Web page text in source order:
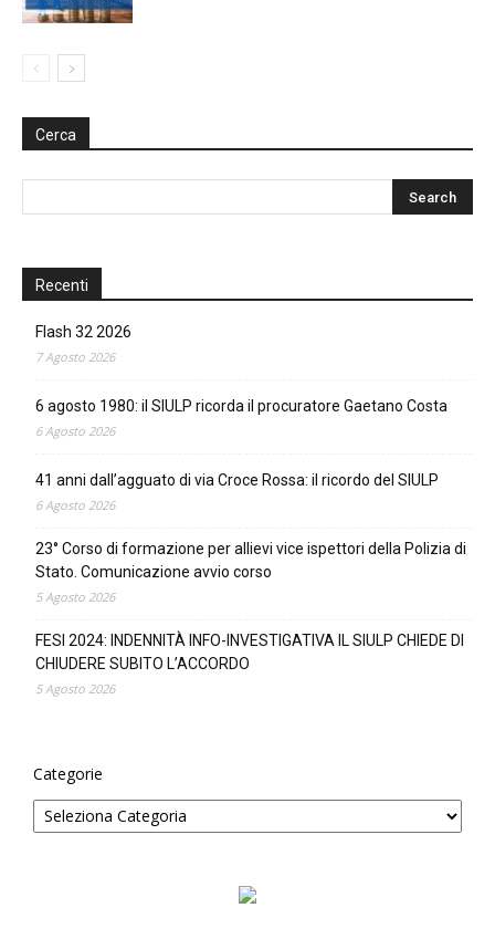
Cerca
Recenti
Flash 32 2026
7 Agosto 2026
6 agosto 1980: il SIULP ricorda il procuratore Gaetano Costa
6 Agosto 2026
41 anni dall’agguato di via Croce Rossa: il ricordo del SIULP
6 Agosto 2026
23° Corso di formazione per allievi vice ispettori della Polizia di
Stato. Comunicazione avvio corso
5 Agosto 2026
FESI 2024: INDENNITÀ INFO-INVESTIGATIVA IL SIULP CHIEDE DI
CHIUDERE SUBITO L’ACCORDO
5 Agosto 2026
Categorie